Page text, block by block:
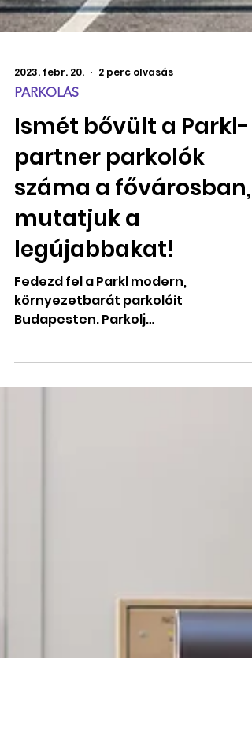
2023. febr. 20. 2 perc olvasás
PARKOLÁS
Ismét bővült a Parkl-
partner parkolók
száma a fővárosban,
mutatjuk a
Fedezd fel a Parkl modern,